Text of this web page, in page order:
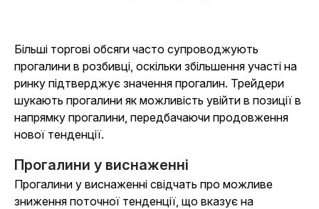
Більші торгові обсяги часто супроводжують
прогалини в розбивці, оскільки збільшення участі на
ринку підтверджує значення прогалин. Трейдери
шукають прогалини як можливість увійти в позиції в
напрямку прогалини, передбачаючи продовження
нової тенденції.
Прогалини у виснаженні
Прогалини у виснаженні свідчать про можливе
зниження поточної тенденції, що вказує на